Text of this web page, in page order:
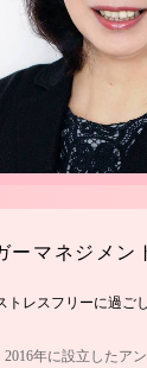
ーマネジメン
トレスフリーに過ご
2016年に設立したア